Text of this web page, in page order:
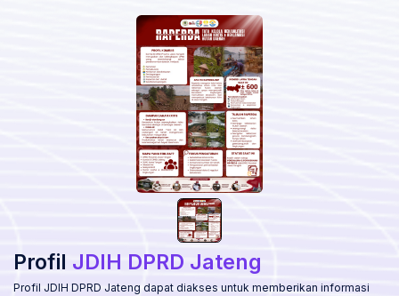
Profil JDIH DPRD Jateng
Profil JDIH DPRD Jateng dapat diakses untuk memberikan informasi